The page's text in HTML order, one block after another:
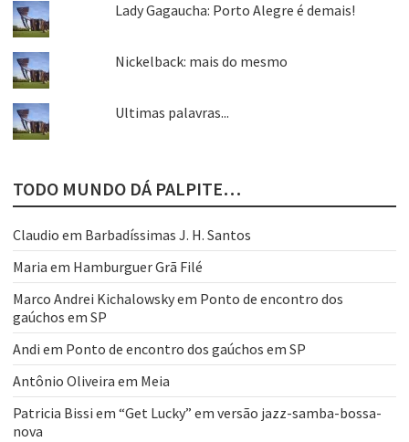
Lady Gagaucha: Porto Alegre é demais!
Nickelback: mais do mesmo
Ultimas palavras...
TODO MUNDO DÁ PALPITE…
Claudio em Barbadíssimas J. H. Santos
Maria em Hamburguer Grã Filé
Marco Andrei Kichalowskyem Ponto de encontro dos
gaúchos em SP
Andi em Ponto de encontro dos gaúchos em SP
Antônio Oliveira em Meia
Patricia Bissi em “Get Lucky” em versão jazz-samba-bossa-
nova